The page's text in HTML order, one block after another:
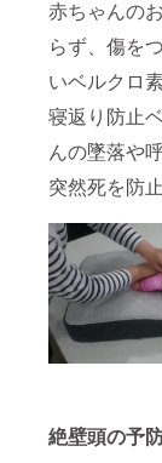
赤ちゃんの
らず、傷を
いベルクロ
寝返り防止
んの墜落や
突然死を防
絶壁頭の予